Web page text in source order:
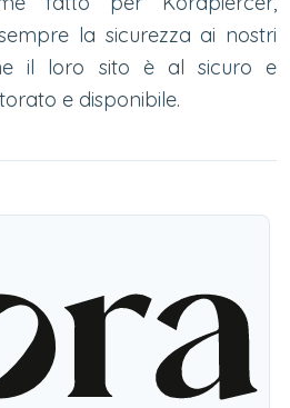
la sicurezza ai nostri
il loro sito è al sicuro e
e disponibile.